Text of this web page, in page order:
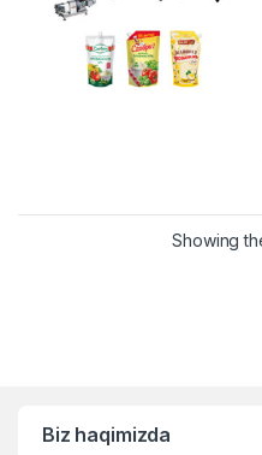
Showing
Biz haqimizda